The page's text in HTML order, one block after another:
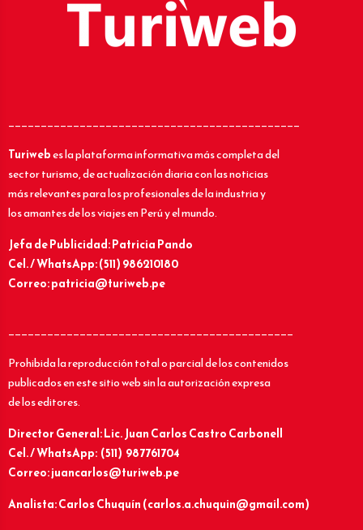
_____________________________________________
Turiwebes la plataforma informativa más completa del
sector turismo, de actualización diaria con las noticias
más relevantes para los profesionales de la industria y
los amantes de los viajes en Perú y el mundo.
Jefa de Publicidad: Patricia Pando
Cel. / WhatsApp: (511) 986210180
Correo: patricia@turiweb.pe
____________________________________________
Prohibida la reproducción total o parcial de los contenidos
publicados en este sitio web sin la autorización expresa
de los editores.
Director General: Lic.Juan Carlos Castro Carbonell
Cel. / WhatsApp: (511) 987761704
Correo: juancarlos@turiweb.pe
Analista: Carlos Chuquín (carlos.a.chuquin@gmail.com)